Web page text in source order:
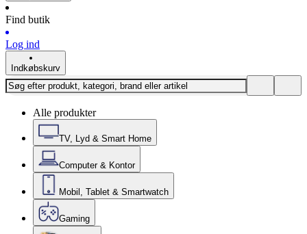
Find butik
Log ind
Indkøbskurv
Alle produkter
TV, Lyd & Smart Home
Computer & Kontor
Mobil, Tablet & Smartwatch
Gaming